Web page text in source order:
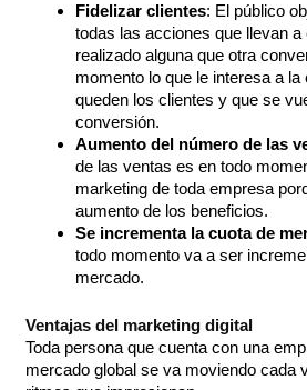
Fidelizar clientes: El público
todas las acciones que llevan
realizado alguna que otra
momento lo que le interesa a
queden los clientes y que se
conversión.
Aumento del número de las
de las ventas es en todo
marketing de toda empresa
aumento de los beneficios.
Se incrementa la cuota de
todo momento va a ser
mercado.
Ventajas del marketing digital
Toda persona que cuenta con una
mercado global se va moviendo cada